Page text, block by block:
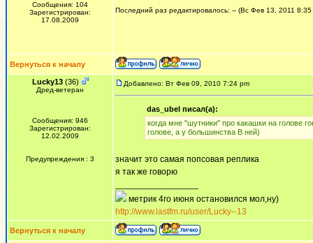
Сообщения: 104
Зарегистрирован:
17.08.2009
Последний раз редактировалось: -- (Вс Фев 13, 2011 8:35
Вернуться к началу
Lucky13(36)
Дред-ветеран
Сообщения: 946
Зарегистрирован:
12.02.2009
Предупреждения : 3
Добавлено: Вт Фев 09, 2010 7:24 pm
das_ubel писал(а):
когда мне "шутники" про какашки на голове
голове, а у большинства В ней)
значит это самая попсовая реплика
я так же говорю
метрик 4го июня остановился мол,ну)
http://www.lastfm.ru/user/Lucky--13
Вернуться к началу